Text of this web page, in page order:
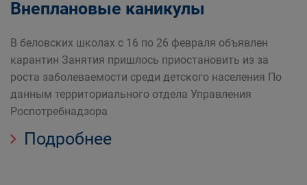
Внеплановые каникулы
В беловских школах с 16 по 26 февраля объявлен
карантин Занятия пришлось приостановить из за
роста заболеваемости среди детского населения По
данным территориального отдела Управления
Роспотребнадзора
Подробнее